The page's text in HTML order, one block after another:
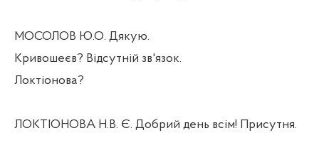
МОСОЛОВ Ю.О. Дякую.
Кривошеєв? Відсутній зв'язок.
Локтіонова?
ЛОКТІОНОВА Н.В. Є. Добрий день всім! Присутня.